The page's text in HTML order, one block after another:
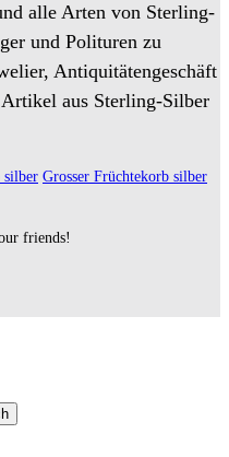
alle Arten von Sterling-
und Polituren zu
Antiquitätengeschäft
aus Sterling-Silber
silber Grosser Früchtekorb silber
friends!